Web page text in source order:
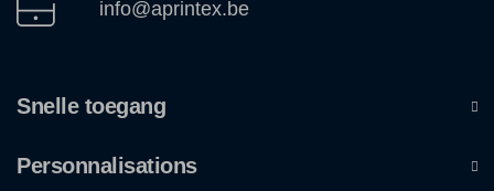
info@aprintex.be
Snelle toegang
Personnalisations